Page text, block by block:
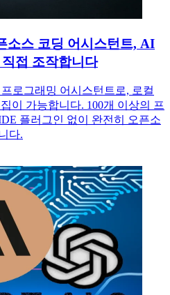
소스 코딩 어시스턴트, AI
접 조작합니다
로그래밍 어시스턴트로, 로컬
이 가능합니다. 100개 이상의 프
플러그인 없이 완전히 오픈소
다.